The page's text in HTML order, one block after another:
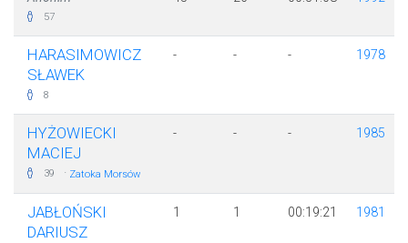
57
HARASIMOWICZ
SŁAWEK
8
- - - 1978
HYŻOWIECKI
MACIEJ
39 · Zatoka Morsów
- - - 1985
JABŁOŃSKI
DARIUSZ
1 1 00:19:21 1981